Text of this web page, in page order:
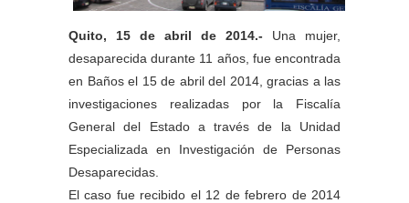
Quito, 15 de abril de 2014.- Una mujer,
desaparecida durante 11 años, fue encontrada
en Baños el 15 de abril del 2014, gracias a las
investigaciones realizadas por la Fiscalía
General del Estado a través de la Unidad
Especializada en Investigación de Personas
Desaparecidas.
El caso fue recibido el 12 de febrero de 2014